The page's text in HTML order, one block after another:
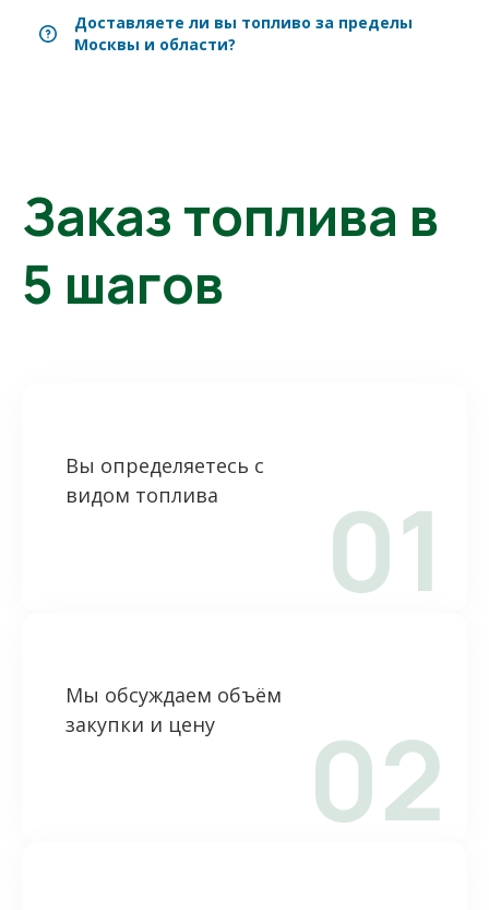
Доставляете ли вы топливо за пределы
Москвы и области?
Заказ топлива в
5 шагов
Вы определяетесь с
видом топлива
01
Мы обсуждаем объём
закупки и цену
02